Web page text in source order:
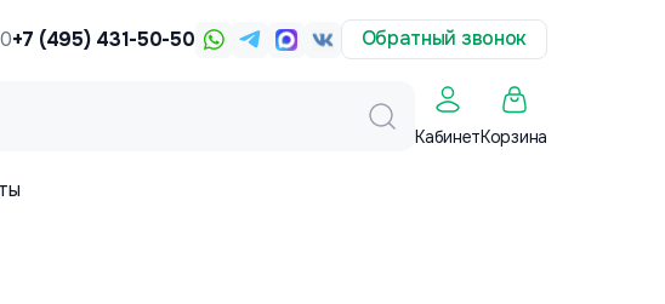
+7 (495) 431-50-50 Обратный звонок
КабинетКорзина